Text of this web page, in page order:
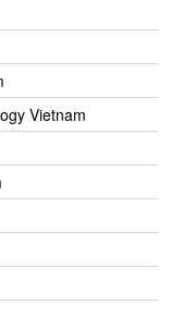
Vietnam